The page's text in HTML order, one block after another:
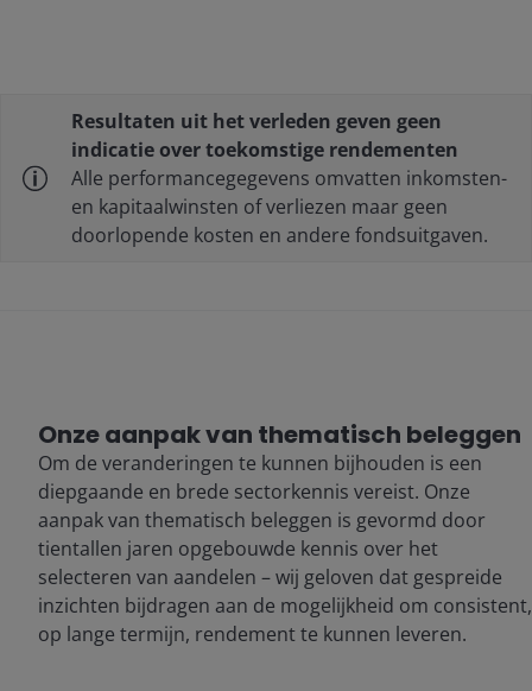
Resultaten uit het verleden geven geen
indicatie over toekomstige rendementen
Alle performancegegevens omvatten inkomsten-
en kapitaalwinsten of verliezen maar geen
doorlopende kosten en andere fondsuitgaven.
Onze aanpak van thematisch beleggen
Om de veranderingen te kunnen bijhouden is een
diepgaande en brede sectorkennis vereist. Onze
aanpak van thematisch beleggen is gevormd door
tientallen jaren opgebouwde kennis over het
selecteren van aandelen – wij geloven dat gespreide
inzichten bijdragen aan de mogelijkheid om consistent,
op lange termijn, rendement te kunnen leveren.